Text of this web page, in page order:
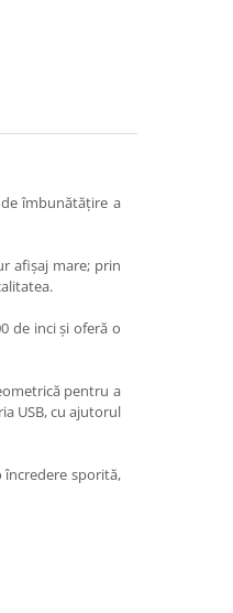
îmbunătățire a
afișaj mare; prin
de inci și oferă o
pentru a
USB, cu ajutorul
încredere sporită,